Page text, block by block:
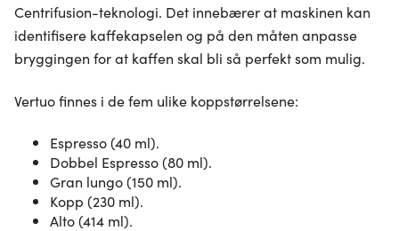
Centrifusion-teknologi. Det innebærer at maskinen kan
identifisere kaffekapselen og på den måten anpasse
bryggingen for at kaffen skal bli så perfekt som mulig.
Vertuo finnes i de fem ulike koppstørrelsene:
Espresso (40 ml).
Dobbel Espresso (80 ml).
Gran lungo (150 ml).
Kopp (230 ml).
Alto (414 ml).